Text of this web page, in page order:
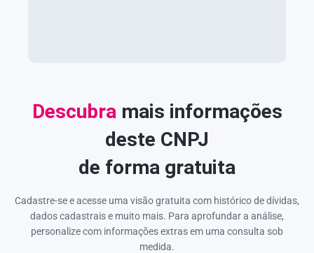
Descubra mais informações
deste CNPJ
de forma gratuita
Cadastre-se e acesse uma visão gratuita com histórico de dívidas,
dados cadastrais e muito mais. Para aprofundar a análise,
personalize com informações extras em uma consulta sob
medida.